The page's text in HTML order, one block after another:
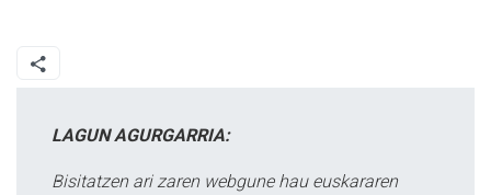
LAGUN AGURGARRIA:
Bisitatzen ari zaren webgune hau euskararen